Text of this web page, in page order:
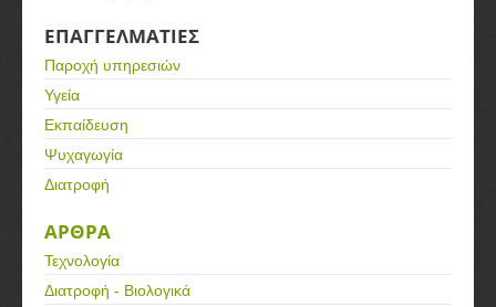
ΕΠΑΓΓΕΛΜΑΤΙΕΣ
Παροχή υπηρεσιών
Υγεία
Εκπαίδευση
Ψυχαγωγία
Διατροφή
ΑΡΘΡΑ
Τεχνολογία
Διατροφή - Βιολογικά